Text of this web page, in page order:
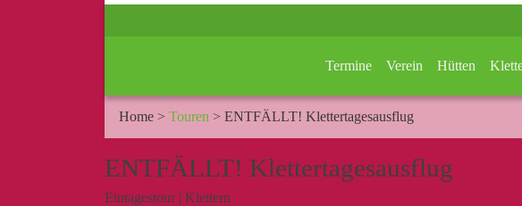
Termine Verein Hütten
Home > Touren > ENTFÄLLT! Klettertagesausflug
ENTFÄLLT! Klettertagesausflug
Eintagestour | Klettern